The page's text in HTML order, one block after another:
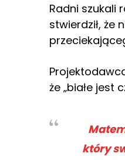
Radni szukali
stwierdził, że
że „białe jest
który